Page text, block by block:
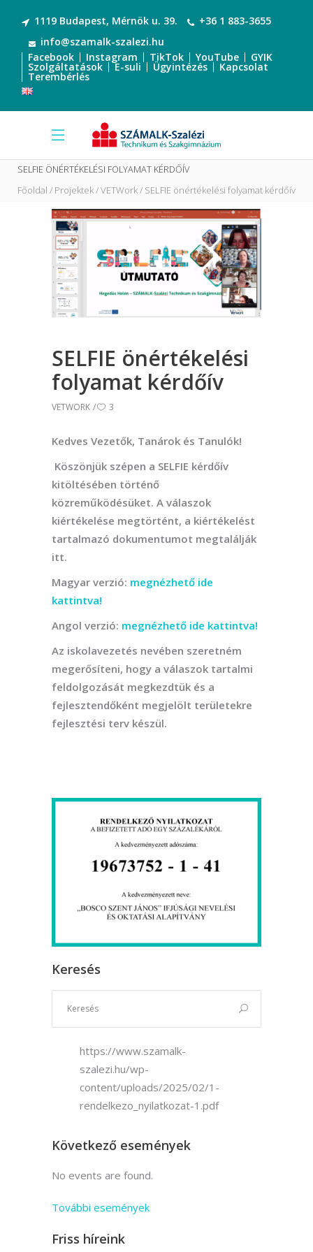
1119 Budapest, Mérnök u. 39.
+36 1 883-3655
info@szamalk-szalezi.hu
Facebook
Instagram TikTok YouTube GYIK
Szolgáltatások E-suli Ügyintézés Kapcsolat
Terembérlés
SELFIE ÖNÉRTÉKELÉSI FOLYAMAT KÉRDŐÍV
Főoldal Projektek VETWork SELFIE önértékelési folyamat kérdőív
SELFIE önértékelési
folyamat kérdőív
VETWORK 3
Kedves Vezetők, Tanárok és Tanulók!
Köszönjük szépen a SELFIE kérdőív
kitöltésében történő
közreműködésüket. A válaszok
kiértékelése megtörtént, a kiértékelést
tartalmazó dokumentumot megtalálják
itt.
Magyar verzió: megnézhető ide
kattintva!
Angol verzió: megnézhető ide kattintva!
Az iskolavezetés nevében szeretném
megerősíteni, hogy a válaszok tartalmi
feldolgozását megkezdtük és a
fejlesztendőként megjelölt területekre
fejlesztési terv készül.
Keresés
https://www.szamalk-
szalezi.hu/wp-
content/uploads/2025/02/1-
rendelkezo_nyilatkozat-1.pdf
Következő események
No events are found.
További események
Friss híreink